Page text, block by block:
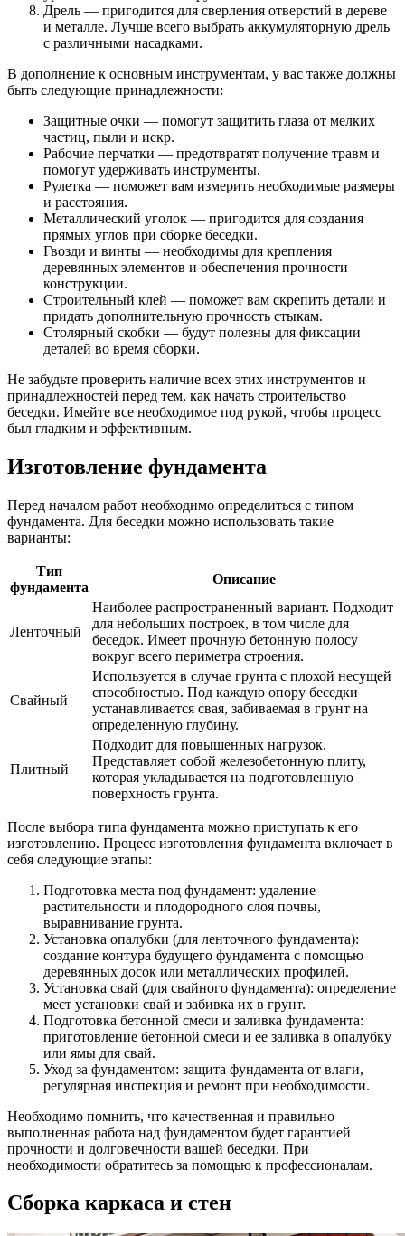
Дрель — пригодится для сверления отверстий в дереве
и металле. Лучше всего выбрать аккумуляторную дрель
с различными насадками.
В дополнение к основным инструментам, у вас также должны
быть следующие принадлежности:
Защитные очки — помогут защитить глаза от мелких
частиц, пыли и искр.
Рабочие перчатки — предотвратят получение травм и
помогут удерживать инструменты.
Рулетка — поможет вам измерить необходимые размеры
и расстояния.
Металлический уголок — пригодится для создания
прямых углов при сборке беседки.
Гвозди и винты — необходимы для крепления
деревянных элементов и обеспечения прочности
конструкции.
Строительный клей — поможет вам скрепить детали и
придать дополнительную прочность стыкам.
Столярный скобки — будут полезны для фиксации
деталей во время сборки.
Не забудьте проверить наличие всех этих инструментов и
принадлежностей перед тем, как начать строительство
беседки. Имейте все необходимое под рукой, чтобы процесс
был гладким и эффективным.
Изготовление фундамента
Перед началом работ необходимо определиться с типом
фундамента. Для беседки можно использовать такие
варианты:
Тип
фундамента
Описание
Ленточный
Наиболее распространенный вариант. Подходит
для небольших построек, в том числе для
беседок. Имеет прочную бетонную полосу
вокруг всего периметра строения.
Свайный
Используется в случае грунта с плохой несущей
способностью. Под каждую опору беседки
устанавливается свая, забиваемая в грунт на
определенную глубину.
Плитный
Подходит для повышенных нагрузок.
Представляет собой железобетонную плиту,
которая укладывается на подготовленную
поверхность грунта.
После выбора типа фундамента можно приступать к его
изготовлению. Процесс изготовления фундамента включает в
себя следующие этапы:
Подготовка места под фундамент: удаление
растительности и плодородного слоя почвы,
выравнивание грунта.
Установка опалубки (для ленточного фундамента):
создание контура будущего фундамента с помощью
деревянных досок или металлических профилей.
Установка свай (для свайного фундамента): определение
мест установки свай и забивка их в грунт.
Подготовка бетонной смеси и заливка фундамента:
приготовление бетонной смеси и ее заливка в опалубку
или ямы для свай.
Уход за фундаментом: защита фундамента от влаги,
регулярная инспекция и ремонт при необходимости.
Необходимо помнить, что качественная и правильно
выполненная работа над фундаментом будет гарантией
прочности и долговечности вашей беседки. При
необходимости обратитесь за помощью к профессионалам.
Сборка каркаса и стен